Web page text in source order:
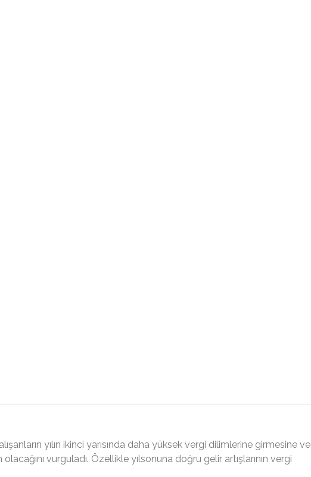
yılın ikinci yarısında daha yüksek vergi dilimlerine girmesine ve
vurguladı. Özellikle yılsonuna doğru gelir artışlarının vergi